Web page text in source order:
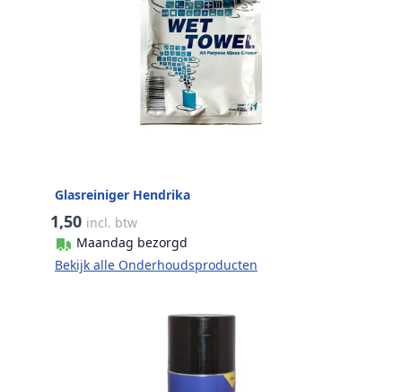
Glasreiniger Hendrika
1,50 incl. btw
Maandag bezorgd
Bekijk alle Onderhoudsproducten